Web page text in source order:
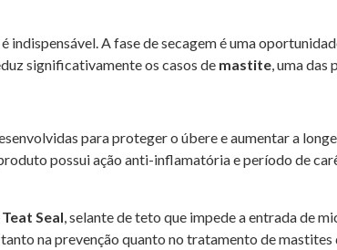
A fase de secagem é uma
significativamente os casos de mastite, uma das
para proteger o úbere e aumentar a
possui ação anti-inflamatória e período de
Teat Seal, selante de teto que impede a entrada de
na prevenção quanto no tratamento de